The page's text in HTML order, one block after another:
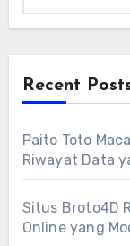
Recent
Paito Toto
Riwayat Data
Situs Broto4D
Online yang